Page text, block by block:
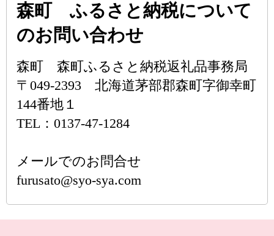
森町 ふるさと納税について
のお問い合わせ
森町 森町ふるさと納税返礼品事務局
〒049-2393 北海道茅部郡森町字御幸町
144番地１
TEL：0137-47-1284
メールでのお問合せ
furusato@syo-sya.com